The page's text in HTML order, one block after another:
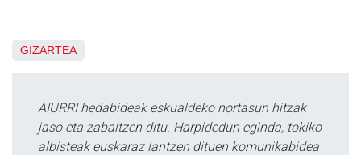
GIZARTEA
AIURRI hedabideak eskualdeko nortasun hitzak
jaso eta zabaltzen ditu. Harpidedun eginda, tokiko
albisteak euskaraz lantzen dituen komunikabidea